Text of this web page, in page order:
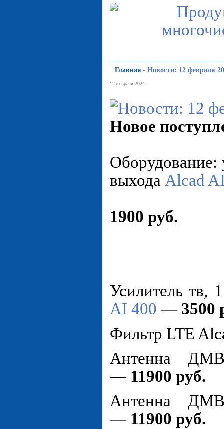
Главная - Новости: 12 февраля
12 февраля 2024
Новое
Оборудование:
выхода Alcad
1900 руб.
Усилитель тв,
AI 400 — 3500
Фильтр LTE
Антенна
— 11900 руб.
Антенна
— 11900 руб.